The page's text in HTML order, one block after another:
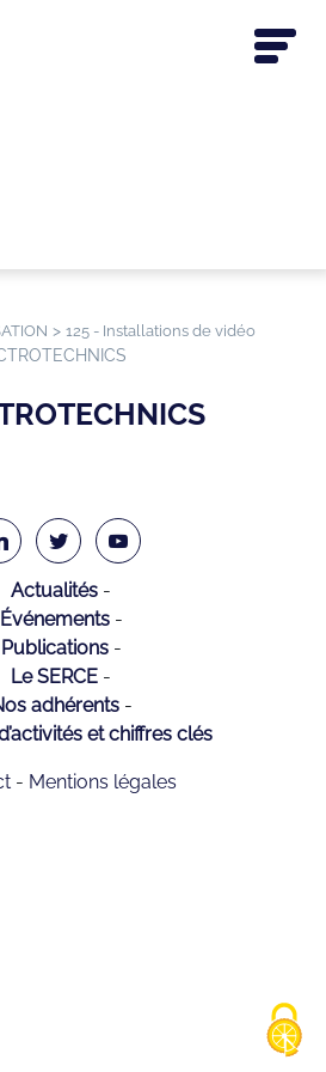
> 125 - Installations de vidéo
Actualités
Événements
Publications
Le SERCE
adhérents
et chiffres clés
Mentions légales